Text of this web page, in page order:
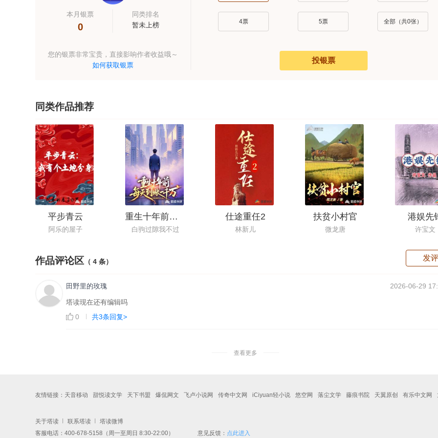
本月银票
0
同类排名
暂未上榜
您的银票非常宝贵，直接影响作者收益哦～
如何获取银票
4票 5票 全部（共0张）
投银票
同类作品推荐
平步青云
阿乐的屋子
重生十年前，每天到账一千万
白驹过隙我不过
仕途重任2
林新儿
扶贫小村官
微龙唐
港娱先
许宝文
作品评论区 （ 4 条） 发评
田野里的玫瑰
塔读现在还有编辑吗
0
共3条回复>
2026-06-29
查看更多
友情链接： 天音移动 甜悦读文学 天下书盟 爆侃网文 飞卢小说网 传奇中文网 iCiyuan轻小说 悠空网 落尘文学 藤痕书院 天翼原创 有乐中文网
关于塔读 联系塔读
塔读微博
客服电话：400-678-5158（周一至周日 8:30-22:00）
意见反馈： 点此进入